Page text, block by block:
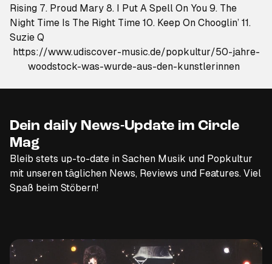
Rising 7. Proud Mary 8. I Put A Spell On You 9. The
Night Time Is The Right Time 10. Keep On Chooglin’ 11.
Suzie Q
https://www.udiscover-music.de/popkultur/50-jahre-
Dein daily News-Update im Circle
Mag
Bleib stets up-to-date in Sachen Musik und Popkultur
mit unseren täglichen News, Reviews und Features. Viel
Spaß beim Stöbern!